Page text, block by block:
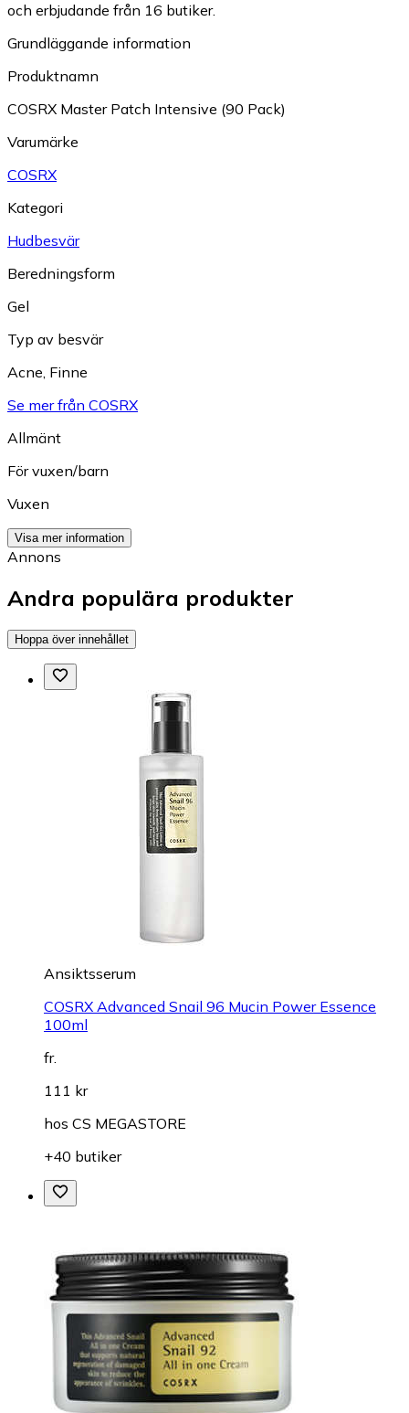
och erbjudande från 16 butiker.
Grundläggande information
Produktnamn
COSRX Master Patch Intensive (90 Pack)
Varumärke
COSRX
Kategori
Hudbesvär
Beredningsform
Gel
Typ av besvär
Acne Finne
Se mer från COSRX
Allmänt
För vuxen/barn
Vuxen
Visa mer information
Annons
Andra populära produkter
Hoppa över innehållet
Ansiktsserum
COSRX Advanced Snail 96 Mucin Power Essence
100ml
fr.
111 kr
hos CS MEGASTORE
+40 butiker